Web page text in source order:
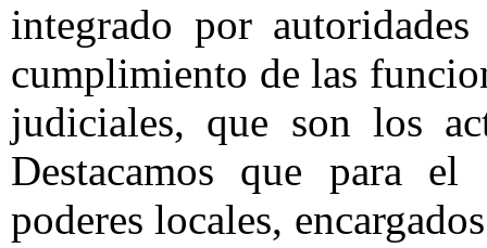
integrado por
cumplimiento de las
judiciales, que son los
Destacamos que para
poderes locales,